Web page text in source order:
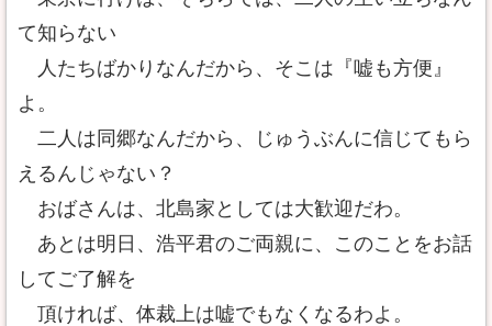
て知らない
人たちばかりなんだから、そこは『嘘も方便』
よ。
二人は同郷なんだから、じゅうぶんに信じてもら
えるんじゃない？
おばさんは、北島家としては大歓迎だわ。
あとは明日、浩平君のご両親に、このことをお話
してご了解を
頂ければ、体裁上は嘘でもなくなるわよ。